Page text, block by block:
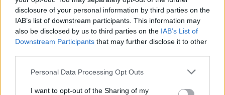
disclosure of your personal information by third parties on the
IAB’s list of downstream participants. This information may
also be disclosed by us to third parties on the IAB’s List of
Downstream Participants that may further disclose it to other
Personal Data Processing Opt Outs
I want to opt-out of the Sharing of my